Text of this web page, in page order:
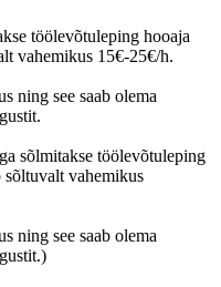
töölevõtuleping hooaja
vahemikus 15€-25€/h.
ning see saab olema
sõlmitakse töölevõtuleping
sõltuvalt vahemikus
ning see saab olema